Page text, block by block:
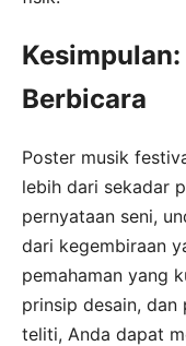
Berbicara
Poster musik
lebih dari sekadar
pernyataan seni,
dari kegembiraan
pemahaman yang
prinsip desain,
teliti, Anda dapat